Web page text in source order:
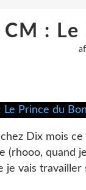
CM :
Dix mois
(rhooo, quand
je vais travailler